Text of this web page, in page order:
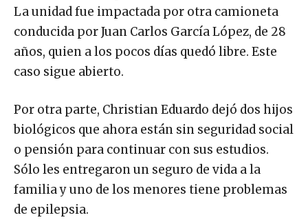
La unidad fue impactada por otra camioneta
conducida por Juan Carlos García López, de 28
años, quien a los pocos días quedó libre. Este
caso sigue abierto.
Por otra parte, Christian Eduardo dejó dos hijos
biológicos que ahora están sin seguridad social
o pensión para continuar con sus estudios.
Sólo les entregaron un seguro de vida a la
familia y uno de los menores tiene problemas
de epilepsia.